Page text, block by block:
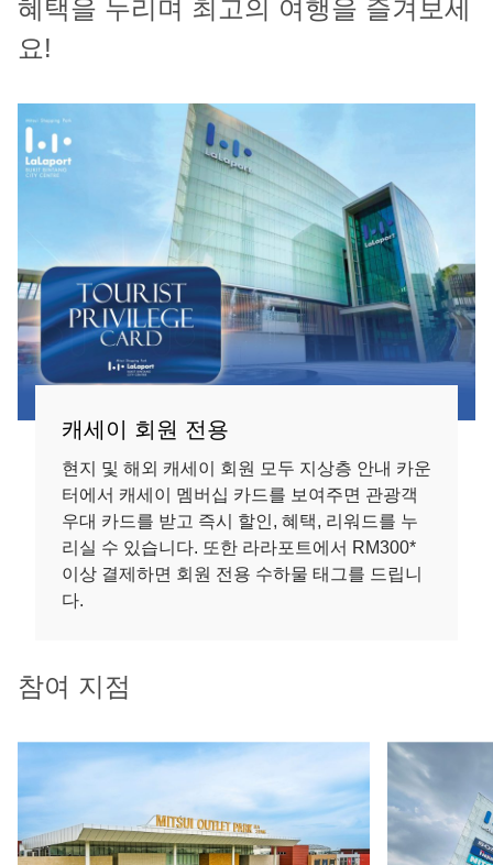
혜택을 누리며 최고의 여행을 즐겨보세
요!​
캐세이 회원 전용
현지 및 해외 캐세이 회원 모두 지상층 안내 카운
터에서 캐세이 멤버십 카드를 보여주면 관광객
우대 카드를 받고 즉시 할인, 혜택, 리워드를 누
리실 수 있습니다. 또한 라라포트에서 RM300*
이상 결제하면 회원 전용 수하물 태그를 드립니
다.
참여 지점